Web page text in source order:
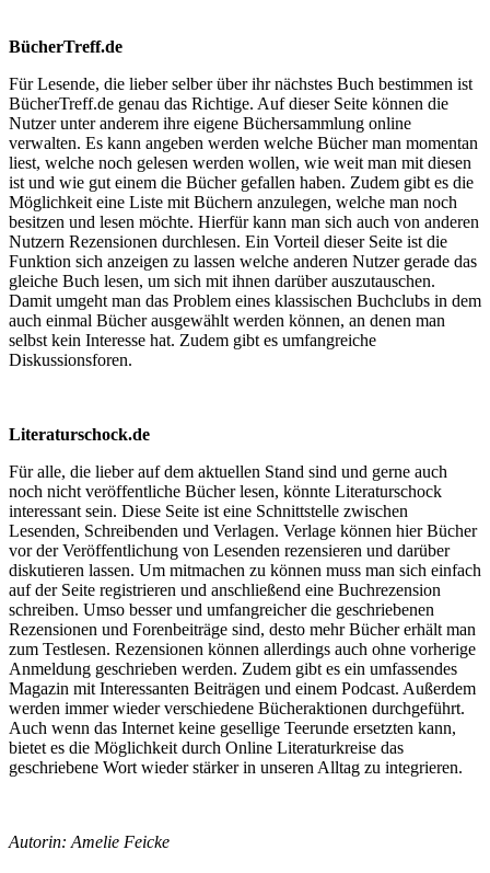
BücherTreff.de
Für Lesende, die lieber selber über ihr nächstes Buch bestimmen ist
BücherTreff.de genau das Richtige. Auf dieser Seite können die
Nutzer unter anderem ihre eigene Büchersammlung online
verwalten. Es kann angeben werden welche Bücher man momentan
liest, welche noch gelesen werden wollen, wie weit man mit diesen
ist und wie gut einem die Bücher gefallen haben. Zudem gibt es die
Möglichkeit eine Liste mit Büchern anzulegen, welche man noch
besitzen und lesen möchte. Hierfür kann man sich auch von anderen
Nutzern Rezensionen durchlesen. Ein Vorteil dieser Seite ist die
Funktion sich anzeigen zu lassen welche anderen Nutzer gerade das
gleiche Buch lesen, um sich mit ihnen darüber auszutauschen.
Damit umgeht man das Problem eines klassischen Buchclubs in dem
auch einmal Bücher ausgewählt werden können, an denen man
selbst kein Interesse hat. Zudem gibt es umfangreiche
Diskussionsforen.
Literaturschock.de
Für alle, die lieber auf dem aktuellen Stand sind und gerne auch
noch nicht veröffentliche Bücher lesen, könnte Literaturschock
interessant sein. Diese Seite ist eine Schnittstelle zwischen
Lesenden, Schreibenden und Verlagen. Verlage können hier Bücher
vor der Veröffentlichung von Lesenden rezensieren und darüber
diskutieren lassen. Um mitmachen zu können muss man sich einfach
auf der Seite registrieren und anschließend eine Buchrezension
schreiben. Umso besser und umfangreicher die geschriebenen
Rezensionen und Forenbeiträge sind, desto mehr Bücher erhält man
zum Testlesen. Rezensionen können allerdings auch ohne vorherige
Anmeldung geschrieben werden. Zudem gibt es ein umfassendes
Magazin mit Interessanten Beiträgen und einem Podcast. Außerdem
werden immer wieder verschiedene Bücheraktionen durchgeführt.
Auch wenn das Internet keine gesellige Teerunde ersetzten kann,
bietet es die Möglichkeit durch Online Literaturkreise das
geschriebene Wort wieder stärker in unseren Alltag zu integrieren.
Autorin: Amelie Feicke